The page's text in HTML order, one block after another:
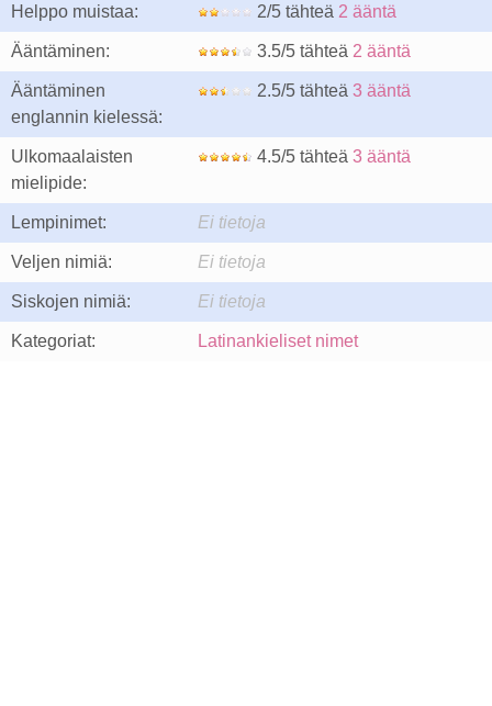
Helppo muistaa: 2/5 tähteä 2 ääntä
Ääntäminen: 3.5/5 tähteä 2 ääntä
Ääntäminen
englannin kielessä:
2.5/5 tähteä 3 ääntä
Ulkomaalaisten
mielipide:
4.5/5 tähteä 3 ääntä
Lempinimet: Ei tietoja
Veljen nimiä: Ei tietoja
Siskojen nimiä: Ei tietoja
Kategoriat: Latinankieliset nimet